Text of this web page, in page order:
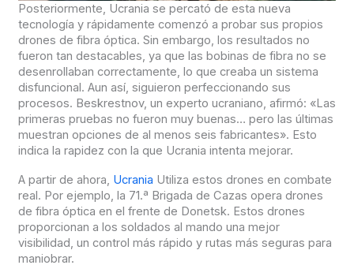
Posteriormente, Ucrania se percató de esta nueva
tecnología y rápidamente comenzó a probar sus propios
drones de fibra óptica. Sin embargo, los resultados no
fueron tan destacables, ya que las bobinas de fibra no se
desenrollaban correctamente, lo que creaba un sistema
disfuncional. Aun así, siguieron perfeccionando sus
procesos. Beskrestnov, un experto ucraniano, afirmó: «Las
primeras pruebas no fueron muy buenas… pero las últimas
muestran opciones de al menos seis fabricantes». Esto
indica la rapidez con la que Ucrania intenta mejorar.
A partir de ahora, Ucrania Utiliza estos drones en combate
real. Por ejemplo, la 71.ª Brigada de Cazas opera drones
de fibra óptica en el frente de Donetsk. Estos drones
proporcionan a los soldados al mando una mejor
visibilidad, un control más rápido y rutas más seguras para
maniobrar.